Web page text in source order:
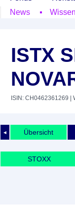
News
Wissen
ISTX
ISIN: CH0462361269 |
◄ Übersicht
STOXX